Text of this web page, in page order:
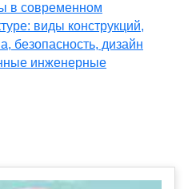
в современном
виды конструкций,
безопасность, дизайн
инженерные